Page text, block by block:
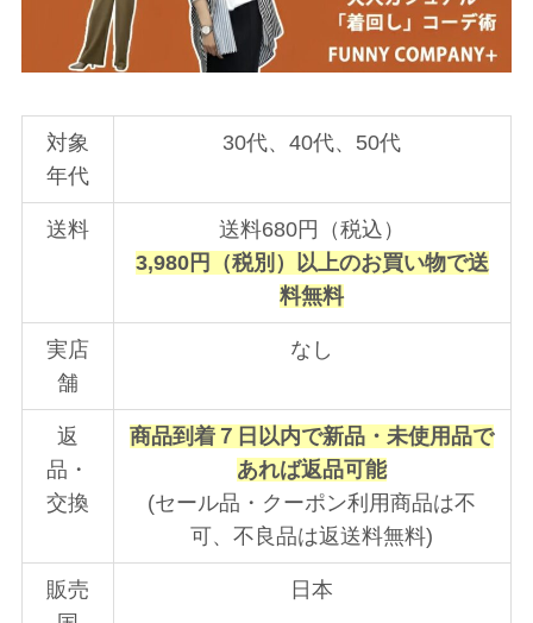
対象
年代
30代、40代、50代
送料
送料680円（税込）
3,980円（税別）以上のお買い物で送
料無料
実店
舗
なし
返
品・
交換
商品到着７日以内で新品・未使用品で
あれば返品可能
(セール品・クーポン利用商品は不
可、不良品は返送料無料)
販売
日本